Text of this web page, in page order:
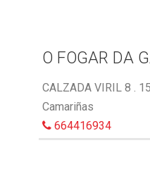
O FOGAR DA
CALZADA VIRIL 8 .
Camariñas
664416934